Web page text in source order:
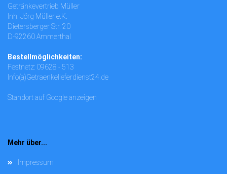
Getränkevertrieb Müller
Inh. Jörg Müller e.K.
Dietersberger Str. 20
D-92260 Ammerthal
Bestellmöglichkeiten:
Festnetz: 09628 - 513
Info(a)Getraenkelieferdienst24.de
Standort auf Google anzeigen
Mehr über...
Impressum